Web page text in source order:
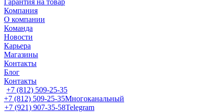
Гарантия на товар
Компания
О компании
Команда
Новости
Карьера
Магазины
Контакты
Блог
Контакты
+7 (812) 509-25-35
+7 (812) 509-25-35Многоканальный
+7 (921) 907-35-58Telegram